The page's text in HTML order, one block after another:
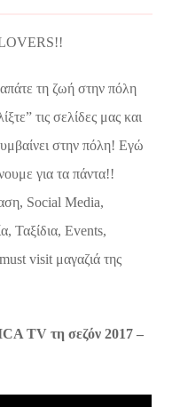
τη ζωή στην πόλη
τις σελίδες μας και
στην πόλη! Εγώ
για τα πάντα!!
Social Media,
Ταξίδια, Events,
visit μαγαζιά της
TV τη σεζόν 2017 –